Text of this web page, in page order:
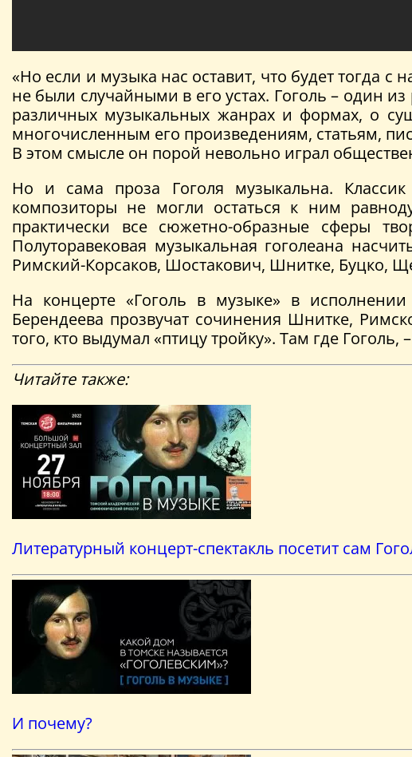
«Но если и музыка нас оставит, что будет тогда
не были случайными в его устах. Гоголь – один
различных музыкальных жанрах и формах, о
многочисленным его произведениям, статьям,
В этом смысле он порой невольно играл
Но и сама проза Гоголя музыкальна.
композиторы не могли остаться к ним
практически все сюжетно-образные сферы
Полуторавековая музыкальная гоголеана
Римский-Корсаков, Шостакович, Шнитке, Буцко,
На концерте «Гоголь в музыке» в
Берендеева прозвучат сочинения Шнитке,
того, кто выдумал «птицу тройку». Там где
Читайте также:
Литературный концерт-спектакль посетит сам
И почему?